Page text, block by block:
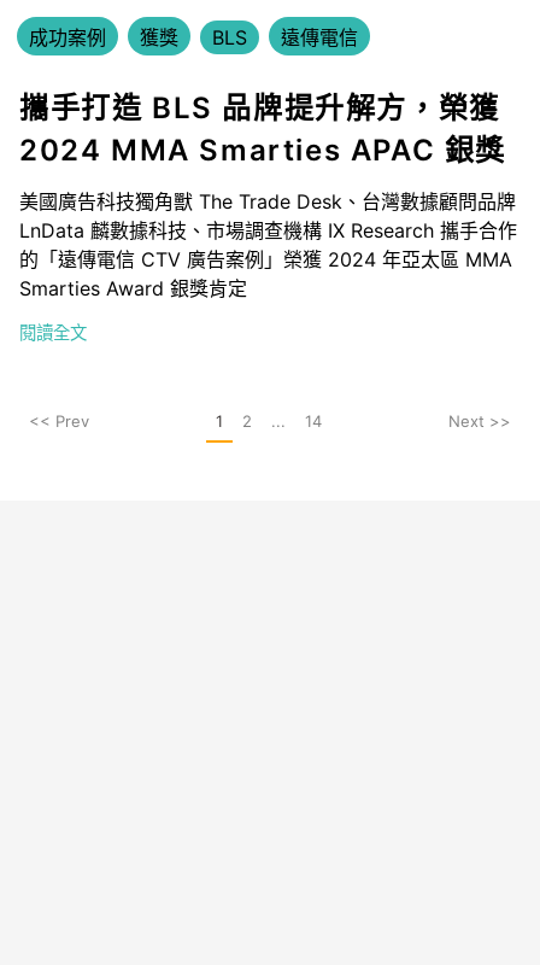
成功案例 獲獎 BLS 遠傳電信
攜手打造 BLS 品牌提升解方，榮獲
2024 MMA Smarties APAC 銀獎
美國廣告科技獨角獸 The Trade Desk、台灣數據顧問品牌
LnData 麟數據科技、市場調查機構 IX Research 攜手合作
的「遠傳電信 CTV 廣告案例」榮獲 2024 年亞太區 MMA
Smarties Award 銀獎肯定
閱讀全文
<< Prev 1 2 ... 14 Next >>